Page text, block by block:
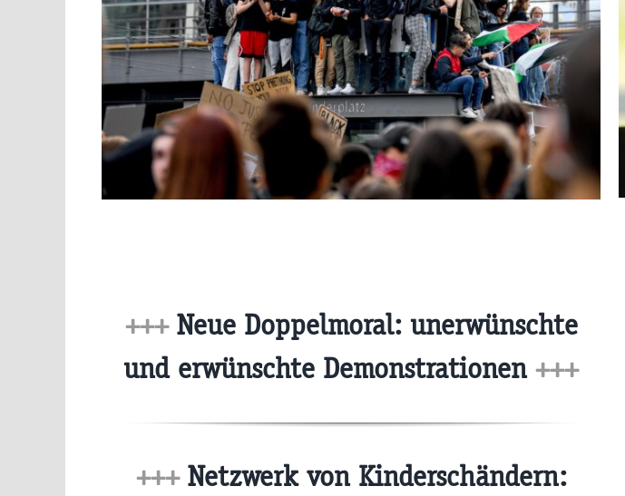
+++Neue Doppelmoral: unerwünschte
und erwünschte Demonstrationen +++
+++Netzwerk von Kinderschändern: